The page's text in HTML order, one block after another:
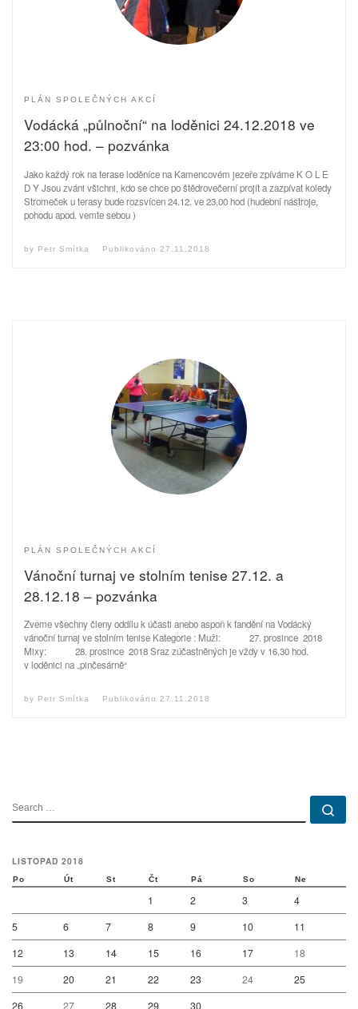
PLÁN SPOLEČNÝCH AKCÍ
Vodácká „půlnoční“ na loděnici 24.12.2018 ve
23:00 hod. – pozvánka
Jako každý rok na terase loděníce na Kamencovém jezeře zpíváme K O L E
D Y Jsou zváni všichni, kdo se chce po štědrovečerní projít a zazpívat koledy
Stromeček u terasy bude rozsvícen 24.12. ve 23,00 hod (hudební nástroje,
pohodu apod. vemte sebou )
by Petr Smítka Publikováno 27.11.2018
PLÁN SPOLEČNÝCH AKCÍ
Vánoční turnaj ve stolním tenise 27.12. a
28.12.18 – pozvánka
Zveme všechny členy oddílu k účasti anebo aspoň k fandění na Vodácký
vánoční turnaj ve stolním tenise Kategorie : Muži: 27. prosince 2018
Mixy: 28. prosince 2018 Sraz zúčastněných je vždy v 16,30 hod.
v loděnici na „pinčesárně“
by Petr Smítka Publikováno 27.11.2018
SEARCH
LISTOPAD 2018
Po Út St Čt Pá So Ne
1 2 3
4
5
6 7 8 9 10
11
12
13 14 15 16 17
18
19
20 21 22 23 24
25
26
27 28 29 30